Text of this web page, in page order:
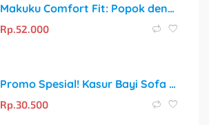
Makuku Comfort Fit: Popok dengan Ukuran Pas untuk Kenyamanan Maksimal!
Rp.52.000
Promo Spesial! Kasur Bayi Sofa dengan Sabuk Pengaman + Gratis Bantal Peyang Crown
Rp.30.500